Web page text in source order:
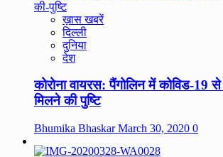
ख़ास खबरें
दिल्ली
दुनिया
देश
कोरोना वायरस: पैंगोलिन में कोविड-19
मिलने की पुष्टि
Bhumika BhaskarMarch 30, 2020 0